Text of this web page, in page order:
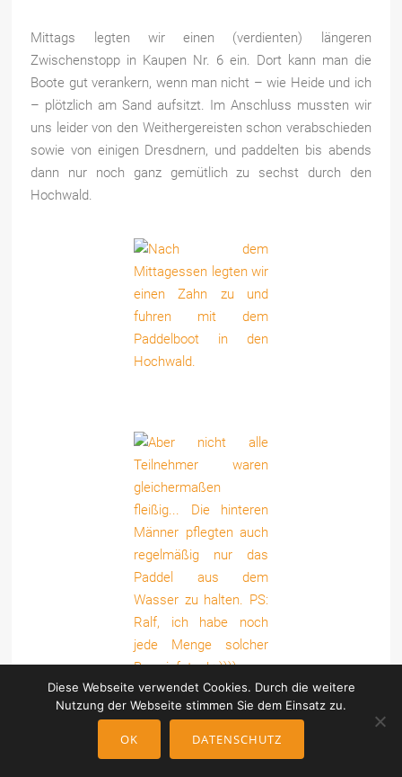
Mittags legten wir einen (verdienten) längeren
Zwischenstopp in Kaupen Nr. 6 ein. Dort kann man die
Boote gut verankern, wenn man nicht – wie Heide und ich
– plötzlich am Sand aufsitzt. Im Anschluss mussten wir
uns leider von den Weithergereisten schon verabschieden
sowie von einigen Dresdnern, und paddelten bis abends
dann nur noch ganz gemütlich zu sechst durch den
Hochwald.
Diese Webseite verwendet Cookies. Durch die weitere
Nutzung der Webseite stimmen Sie dem Einsatz zu.
OK DATENSCHUTZ